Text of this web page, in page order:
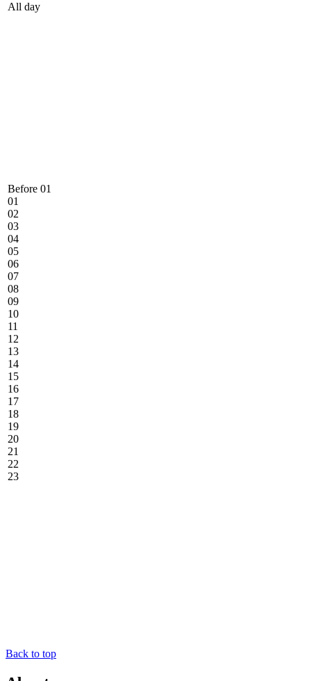
All day
Before 01
01
02
03
04
05
06
07
08
09
10
11
12
13
14
15
16
17
18
19
20
21
22
23
Back to top